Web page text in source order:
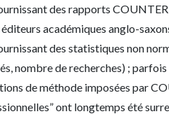
des rapports COUNTER
académiques anglo-
des statistiques non
nombre de recherches) ;
de méthode imposées par
ont longtemps été